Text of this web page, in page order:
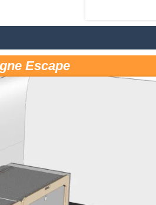
Escape